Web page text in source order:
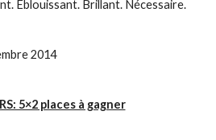
Eblouissant. Brillant. Nécessaire.
2014
5×2 places à gagner